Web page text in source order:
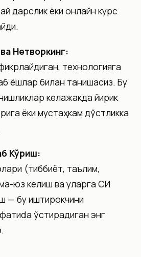
дарслик ёки онлайн курс
Нетворкинг:
технологияга
ёшлар билан танишасиз. Бу
келажакда йирик
ёки мустаҳкам дўстликка
Кўриш:
(тиббиёт, таълим,
юз келиш ва уларга СИ
— бу иштирокчини
ўстирадиган энг